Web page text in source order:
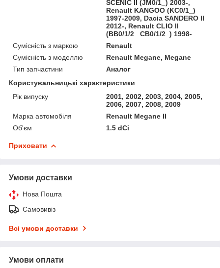
SCENIC II (JM0/1_) 2003-,
Renault KANGOO (KC0/1_)
1997-2009, Dacia SANDERO II
2012-, Renault CLIO II
(BB0/1/2_ CB0/1/2_) 1998-
Сумісність з маркою
Renault
Сумісність з моделлю
Renault Megane, Megane
Тип запчастини
Аналог
Користувальницькі характеристики
Рік випуску
2001, 2002, 2003, 2004, 2005,
2006, 2007, 2008, 2009
Марка автомобіля
Renault Megane II
Об'єм
1.5 dCi
Приховати
Умови доставки
Нова Пошта
Самовивіз
Всі умови доставки
Умови оплати